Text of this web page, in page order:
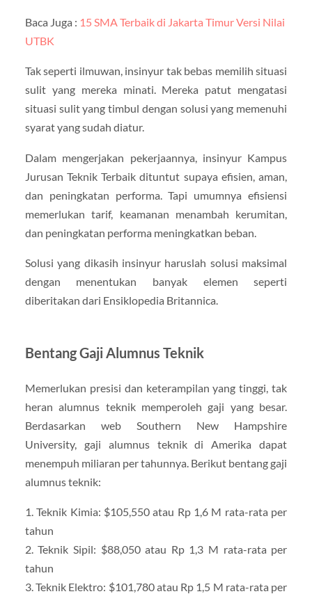
Baca Juga : 15 SMA Terbaik di Jakarta Timur Versi Nilai
UTBK
Tak seperti ilmuwan, insinyur tak bebas memilih situasi
sulit yang mereka minati. Mereka patut mengatasi
situasi sulit yang timbul dengan solusi yang memenuhi
syarat yang sudah diatur.
Dalam mengerjakan pekerjaannya, insinyur Kampus
Jurusan Teknik Terbaik dituntut supaya efisien, aman,
dan peningkatan performa. Tapi umumnya efisiensi
memerlukan tarif, keamanan menambah kerumitan,
dan peningkatan performa meningkatkan beban.
Solusi yang dikasih insinyur haruslah solusi maksimal
dengan menentukan banyak elemen seperti
diberitakan dari Ensiklopedia Britannica.
Bentang Gaji Alumnus Teknik
Memerlukan presisi dan keterampilan yang tinggi, tak
heran alumnus teknik memperoleh gaji yang besar.
Berdasarkan web Southern New Hampshire
University, gaji alumnus teknik di Amerika dapat
menempuh miliaran per tahunnya. Berikut bentang gaji
alumnus teknik:
1. Teknik Kimia: $105,550 atau Rp 1,6 M rata-rata per
tahun
2. Teknik Sipil: $88,050 atau Rp 1,3 M rata-rata per
tahun
3. Teknik Elektro: $101,780 atau Rp 1,5 M rata-rata per